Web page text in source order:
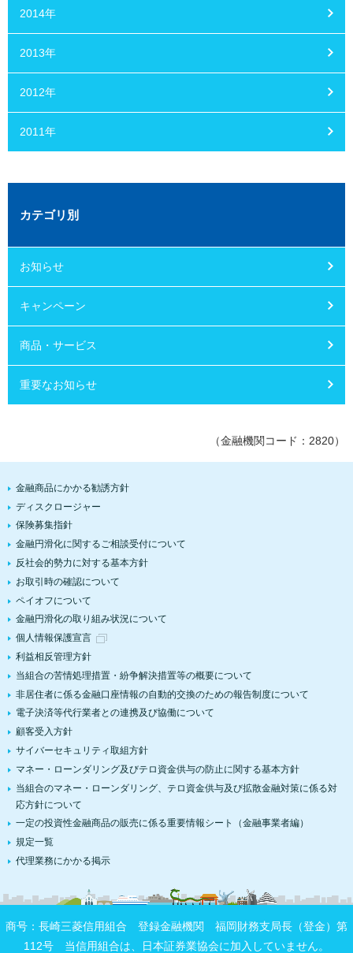
2014年
2013年
2012年
2011年
カテゴリ別
お知らせ
キャンペーン
商品・サービス
重要なお知らせ
（金融機関コード：2820）
金融商品にかかる勧誘方針
ディスクロージャー
保険募集指針
金融円滑化に関するご相談受付について
反社会的勢力に対する基本方針
お取引時の確認について
ペイオフについて
金融円滑化の取り組み状況について
個人情報保護宣言
利益相反管理方針
当組合の苦情処理措置・紛争解決措置等の概要について
非居住者に係る金融口座情報の自動的交換のための報告制度について
電子決済等代行業者との連携及び協働について
顧客受入方針
サイバーセキュリティ取組方針
マネー・ローンダリング及びテロ資金供与の防止に関する基本方針
当組合のマネー・ローンダリング、テロ資金供与及び拡散金融対策に係る対
応方針について
一定の投資性金融商品の販売に係る重要情報シート（金融事業者編）
規定一覧
代理業務にかかる掲示
商号：長崎三菱信用組合 登録金融機関 福岡財務支局長（登金）第
112号 当信用組合は、日本証券業協会に加入していません。